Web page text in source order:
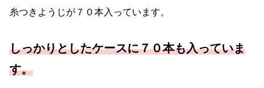
糸つきようじが７０本入っています。
しっかりとしたケースに７０本も入っていま
す。